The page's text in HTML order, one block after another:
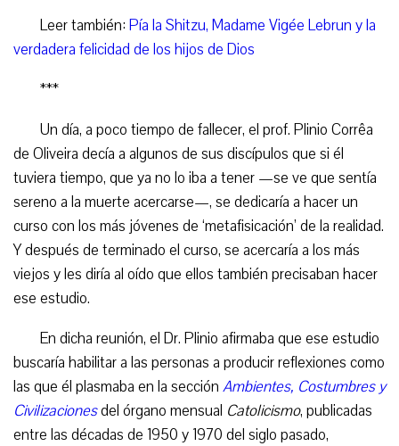
Leer también: Pía la Shitzu, Madame Vigée Lebrun y la
verdadera felicidad de los hijos de Dios
***
Un día, a poco tiempo de fallecer, el prof. Plinio Corrêa
de Oliveira decía a algunos de sus discípulos que si él
tuviera tiempo, que ya no lo iba a tener —se ve que sentía
sereno a la muerte acercarse—, se dedicaría a hacer un
curso con los más jóvenes de ‘metafisicación’ de la realidad.
Y después de terminado el curso, se acercaría a los más
viejos y les diría al oído que ellos también precisaban hacer
ese estudio.
En dicha reunión, el Dr. Plinio afirmaba que ese estudio
buscaría habilitar a las personas a producir reflexiones como
las que él plasmaba en la sección Ambientes, Costumbres y
Civilizacionesdel órgano mensual Catolicismo, publicadas
entre las décadas de 1950 y 1970 del siglo pasado,